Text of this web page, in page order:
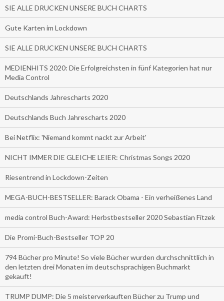
SIE ALLE DRUCKEN UNSERE BUCH CHARTS
Gute Karten im Lockdown
SIE ALLE DRUCKEN UNSERE BUCH CHARTS
MEDIENHITS 2020: Die Erfolgreichsten in fünf Kategorien hat nur
Media Control
Deutschlands Jahrescharts 2020
Deutschlands Buch Jahrescharts 2020
Bei Netflix: 'Niemand kommt nackt zur Arbeit'
NICHT IMMER DIE GLEICHE LEIER: Christmas Songs 2020
Riesentrend in Lockdown-Zeiten
MEGA-BUCH-BESTSELLER: Barack Obama - Ein verheißenes Land
media control Buch-Award: Herbstbestseller 2020 Sebastian Fitzek
Die Promi-Buch-Bestseller TOP 20
794 Bücher pro Minute! So viele Bücher wurden durchschnittlich in
den letzten drei Monaten im deutschsprachigen Buchmarkt
gekauft!
TRUMP DUMP: Die 5 meisterverkauften Bücher zu Trump und